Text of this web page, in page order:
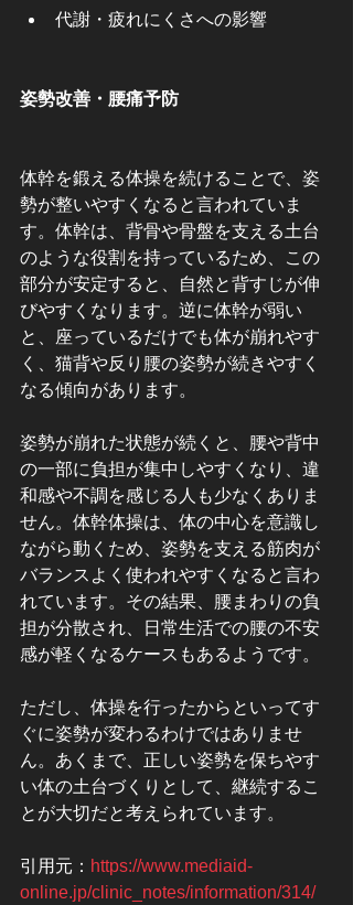
代謝・疲れにくさへの影響
姿勢改善・腰痛予防
体幹を鍛える体操を続けることで、姿
勢が整いやすくなると言われていま
す。体幹は、背骨や骨盤を支える土台
のような役割を持っているため、この
部分が安定すると、自然と背すじが伸
びやすくなります。逆に体幹が弱い
と、座っているだけでも体が崩れやす
く、猫背や反り腰の姿勢が続きやすく
なる傾向があります。
姿勢が崩れた状態が続くと、腰や背中
の一部に負担が集中しやすくなり、違
和感や不調を感じる人も少なくありま
せん。体幹体操は、体の中心を意識し
ながら動くため、姿勢を支える筋肉が
バランスよく使われやすくなると言わ
れています。その結果、腰まわりの負
担が分散され、日常生活での腰の不安
感が軽くなるケースもあるようです。
ただし、体操を行ったからといってす
ぐに姿勢が変わるわけではありませ
ん。あくまで、正しい姿勢を保ちやす
い体の土台づくりとして、継続するこ
とが大切だと考えられています。
引用元： https://www.mediaid-
online.jp/clinic_notes/information/314/